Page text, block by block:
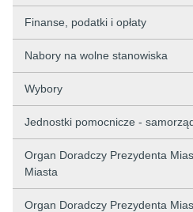
Finanse, podatki i opłaty
Nabory na wolne stanowiska
Wybory
Jednostki pomocnicze -
Organ Doradczy Prezydenta
Miasta
Organ Doradczy Prezydenta